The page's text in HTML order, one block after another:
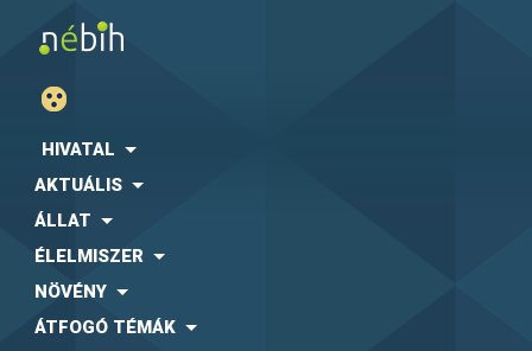
HIVATAL
AKTUÁLIS
ÁLLAT
ÉLELMISZER
NÖVÉNY
ÁTFOGÓ TÉMÁK